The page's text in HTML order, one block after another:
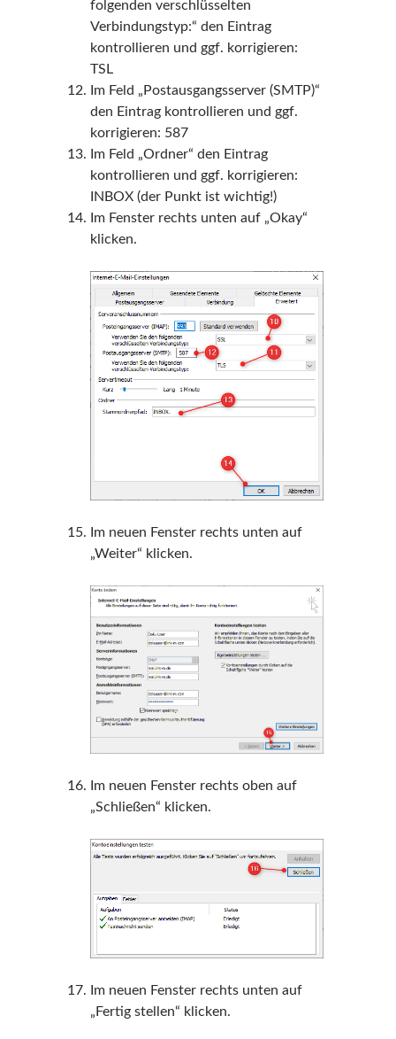
folgenden verschlüsselten
Verbindungstyp:“ den Eintrag
kontrollieren und ggf. korrigieren:
TSL
Im Feld „Postausgangsserver (SMTP)“
den Eintrag kontrollieren und ggf.
korrigieren: 587
Im Feld „Ordner“ den Eintrag
kontrollieren und ggf. korrigieren:
INBOX (der Punkt ist wichtig!)
Im Fenster rechts unten auf „Okay“
klicken.
Im neuen Fenster rechts unten auf
„Weiter“ klicken.
Im neuen Fenster rechts oben auf
„Schließen“ klicken.
Im neuen Fenster rechts unten auf
„Fertig stellen“ klicken.